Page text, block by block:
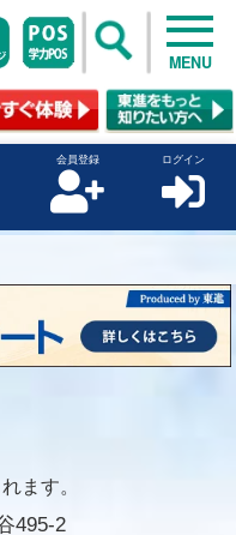
MENU
会員登録 ログイン
ます。
495-2